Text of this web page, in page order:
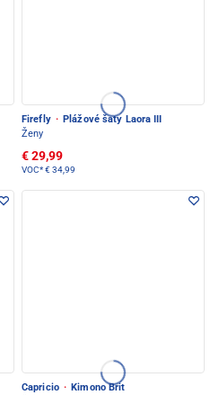
Firefly · Plážové šaty Laora III
Ženy
€ 29,99
VOC*€ 34,99
Capricio · Kimono Brit